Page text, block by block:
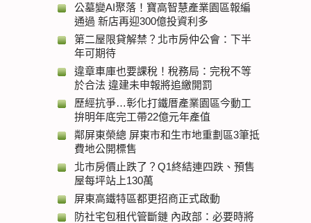
公墓變AI聚落！寶高智慧產業園區報編
通過 新店再迎300億投資利多
第二屋限貸解禁？北市房仲公會：下半
年可期待
違章車庫也要課稅！稅務局：完稅不等
於合法 違建未申報將追繳開罰
歷經抗爭…彰化打鐵厝產業園區今動工
拚明年底完工帶22億元年產值
鄰屏東榮總 屏東市和生市地重劃區3筆抵
費地公開標售
北市房價止跌了？Q1終結連四跌、預售
屋每坪站上130萬
屏東高鐵特區都更招商正式啟動
防社宅包租代管斷鏈 內政部：必要時將